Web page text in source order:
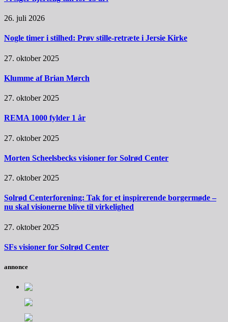
26. juli 2026
Nogle timer i stilhed: Prøv stille-retræte i Jersie Kirke
27. oktober 2025
Klumme af Brian Mørch
27. oktober 2025
REMA 1000 fylder 1 år
27. oktober 2025
Morten Scheelsbecks visioner for Solrød Center
27. oktober 2025
Solrød Centerforening: Tak for et inspirerende borgermøde –
nu skal visionerne blive til virkelighed
27. oktober 2025
SFs visioner for Solrød Center
annonce